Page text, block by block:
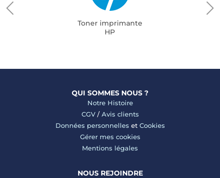
Toner imprimante
HP
QUI SOMMES NOUS ?
Notre Histoire
CGV/ Avis clients
Données personnelles et Cookies
Gérer mes cookies
Mentions légales
NOUS REJOINDRE